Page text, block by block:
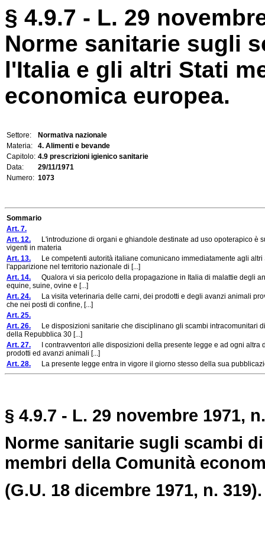
§ 4.9.7 - L. 29
Norme sanitarie sugli
l'Italia e gli altri Stati
economica europea.
Settore:
Normativa nazionale
Materia:
4. Alimenti e bevande
Capitolo: 4.9 prescrizioni igienico sanitarie
Data:
29/11/1971
Numero: 1073
Sommario
Art. 7.
Art. 12. L'introduzione di organi e ghiandole destinate ad uso opoterapico è
vigenti in materia
Art. 13. Le competenti autorità italiane comunicano immediatamente agli
l'apparizione nel territorio nazionale di [...]
Art. 14. Qualora vi sia pericolo della propagazione in Italia di malattie degli
equine, suine, ovine e [...]
Art. 24. La visita veterinaria delle carni, dei prodotti e degli avanzi animali
che nei posti di confine, [...]
Art. 25.
Art. 26. Le disposizioni sanitarie che disciplinano gli scambi intracomunitari
della Repubblica 30 [...]
Art. 27. I contravventori alle disposizioni della presente legge e ad ogni altra
prodotti ed avanzi animali [...]
Art. 28. La presente legge entra in vigore il giorno stesso della sua
§ 4.9.7 - L. 29 novembre 1971,
Norme sanitarie sugli scambi
membri della Comunità
(G.U. 18 dicembre 1971, n. 319).